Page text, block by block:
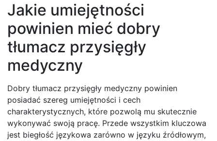
Jakie umiejętności
powinien mieć dobry
tłumacz przysięgły
medyczny
Dobry tłumacz przysięgły medyczny powinien
posiadać szereg umiejętności i cech
charakterystycznych, które pozwolą mu skutecznie
wykonywać swoją pracę. Przede wszystkim kluczowa
jest biegłość językowa zarówno w języku źródłowym,